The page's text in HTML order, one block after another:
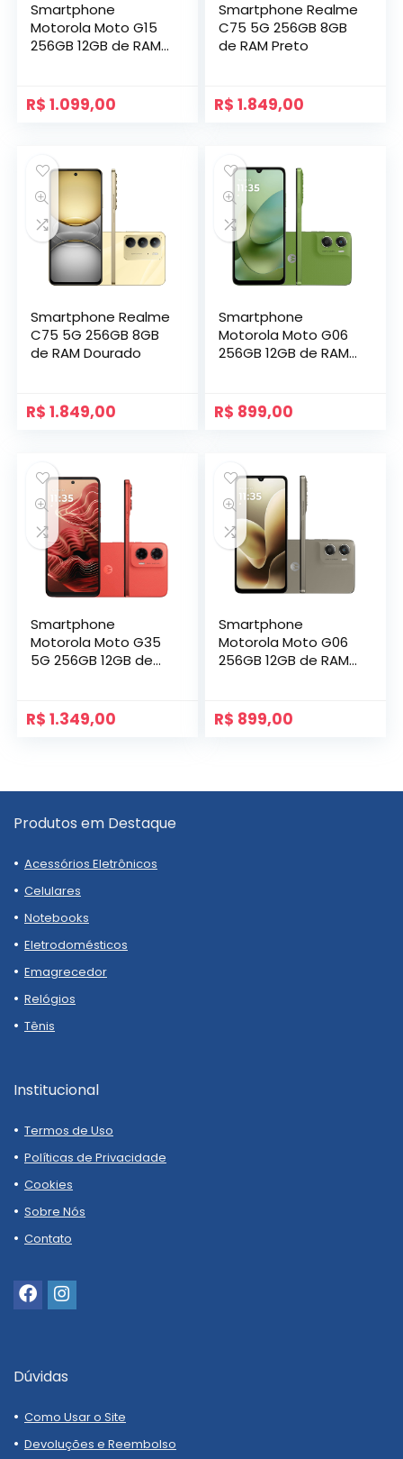
Smartphone
Motorola Moto G15
256GB 12GB de RAM
R$ 1.099,00
Smartphone Realme
C75 5G 256GB 8GB
de RAM Preto
R$ 1.849,00
Smartphone Realme
C75 5G 256GB 8GB
de RAM Dourado
R$ 1.849,00
Smartphone
Motorola Moto G06
256GB 12GB de RAM
R$ 899,00
Smartphone
Motorola Moto G35
5G 256GB 12GB de
R$ 1.349,00
Smartphone
Motorola Moto G06
256GB 12GB de RAM
R$ 899,00
Produtos em Destaque
Acessórios Eletrônicos
Celulares
Notebooks
Eletrodomésticos
Emagrecedor
Relógios
Tênis
Institucional
Termos de Uso
Políticas de Privacidade
Cookies
Sobre Nós
Contato
Dúvidas
Como Usar o Site
Devoluções e Reembolso